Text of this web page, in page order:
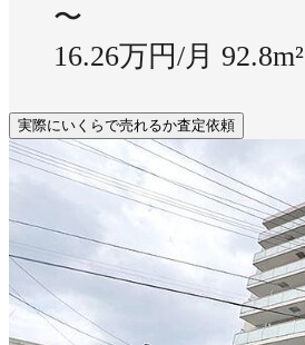
〜
16.26万円/月 92.8m²
実際にいくらで売れるか査定依頼